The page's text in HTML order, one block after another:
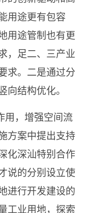
用途更有包容
用途管制也有更
，足二、三产业
求。二是通过分
结构优化。
用，增强空间流
方案中提出支持
化深汕特别合作
说的分别设立使
进行开发建设的
工业用地，探索